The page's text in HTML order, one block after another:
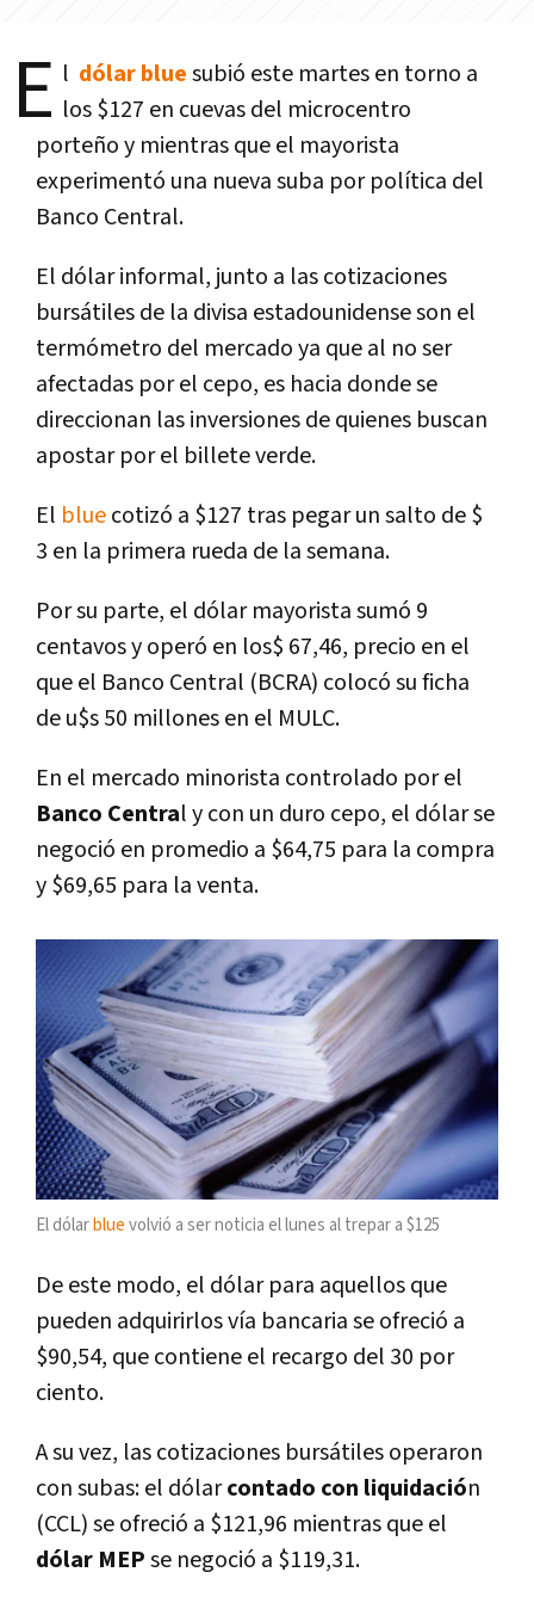
E l dólar bluesubió este martes en torno a
los $127 en cuevas del microcentro
porteño y mientras que el mayorista
experimentó una nueva suba por política del
Banco Central.
El dólar informal, junto a las cotizaciones
bursátiles de la divisa estadounidense son el
termómetro del mercado ya que al no ser
afectadas por el cepo, es hacia donde se
direccionan las inversiones de quienes buscan
apostar por el billete verde.
El bluecotizó a $127 tras pegar un salto de $
3 en la primera rueda de la semana.
Por su parte, el dólar mayorista sumó 9
centavos y operó en los$ 67,46, precio en el
que el Banco Central (BCRA) colocó su ficha
de u$s 50 millones en el MULC.
En el mercado minorista controlado por el
Banco Central y con un duro cepo, el dólar se
negoció en promedio a $64,75 para la compra
y $69,65 para la venta.
El dólarblue volvió a ser noticia el lunes al trepar a $125
De este modo, el dólar para aquellos que
pueden adquirirlos vía bancaria se ofreció a
$90,54, que contiene el recargo del 30 por
ciento.
A su vez, las cotizaciones bursátiles operaron
con subas: el dólarcontado con liquidación
(CCL) se ofreció a $121,96 mientras que el
dólar MEPse negoció a $119,31.